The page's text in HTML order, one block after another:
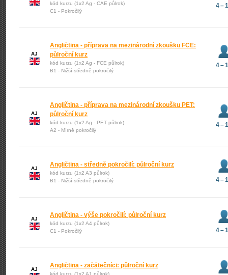
kód kurzu (1x2 Ag - CAE půlrok)
C1 - Pokročilý
4 –
AJ
Angličtina - příprava na mezinárodní zkoušku FCE:
půlroční kurz
kód kurzu (1x2 Ag - FCE půlrok)
B1 - Nižší-středně pokročilý
4 –
AJ
Angličtina - příprava na mezinárodní zkoušku PET:
půlroční kurz
kód kurzu (1x2 Ag - PET půlrok)
A2 - Mírně pokročilý
4 –
AJ
Angličtina - středně pokročilí: půlroční kurz
kód kurzu (1x2 A3 půlrok)
B1 - Nižší-středně pokročilý
4 –
AJ
Angličtina - výše pokročilí: půlroční kurz
kód kurzu (1x2 A4 půlrok)
C1 - Pokročilý
4 –
AJ
Angličtina - začátečníci: půlroční kurz
kód kurzu (1x2 A1 půlrok)